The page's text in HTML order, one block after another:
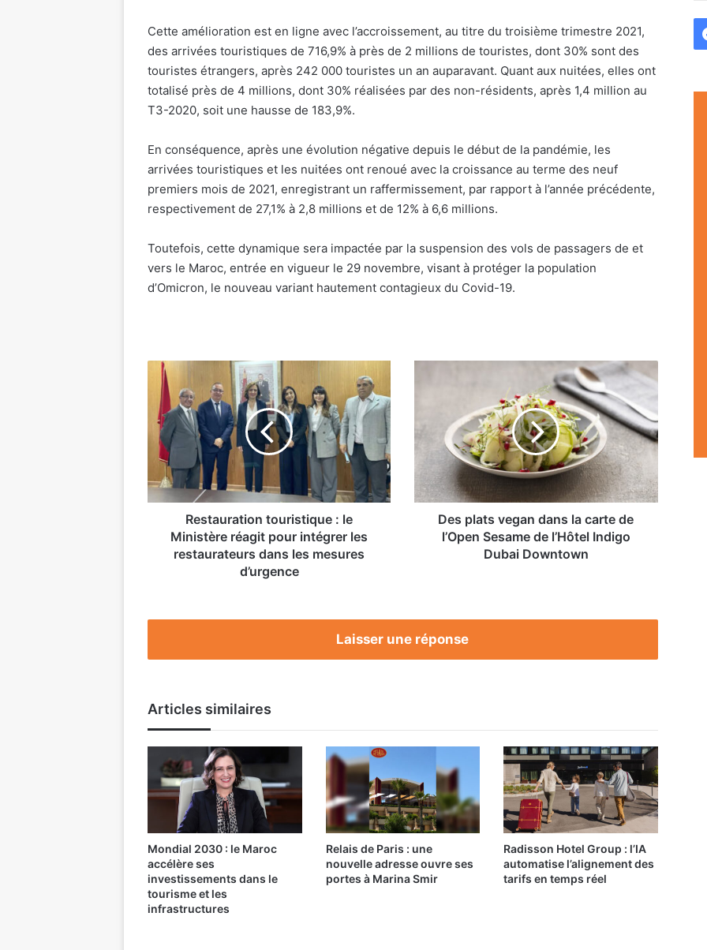
Cette amélioration est en ligne avec l’accroissement, au titre du troisième trimestre 2021,
des arrivées touristiques de 716,9% à près de 2 millions de touristes, dont 30% sont des
touristes étrangers, après 242 000 touristes un an auparavant. Quant aux nuitées, elles ont
totalisé près de 4 millions, dont 30% réalisées par des non-résidents, après 1,4 million au
T3-2020, soit une hausse de 183,9%.
En conséquence, après une évolution négative depuis le début de la pandémie, les
arrivées touristiques et les nuitées ont renoué avec la croissance au terme des neuf
premiers mois de 2021, enregistrant un raffermissement, par rapport à l’année précédente,
respectivement de 27,1% à 2,8 millions et de 12% à 6,6 millions.
Toutefois, cette dynamique sera impactée par la suspension des vols de passagers de et
vers le Maroc, entrée en vigueur le 29 novembre, visant à protéger la population
d’Omicron, le nouveau variant hautement contagieux du Covid-19.
Restauration
touristique
Ministère
réagit
pour
intégrer
les
restaurateursRestauration touristique : le
Ministère réagit pour intégrer les
restaurateurs dans les mesures
d’urgence
l’Open
Sesame
l’Hôtel
Des plats vegan dans la carte de
l’Open Sesame de l’Hôtel Indigo
Dubai Downtown
Laisser une réponse
Articles similaires
Mondial 2030 : le Maroc
accélère ses
investissements dans le
tourisme et les
infrastructures
Relais de Paris : une
nouvelle adresse ouvre ses
portes à Marina Smir
Radisson Hotel Group : l’IA
automatise l’alignement des
tarifs en temps réel